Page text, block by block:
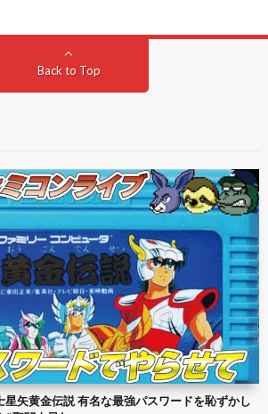
Back to Top
星矢黄金伝説 有名な最強パスワードを恥ずかし